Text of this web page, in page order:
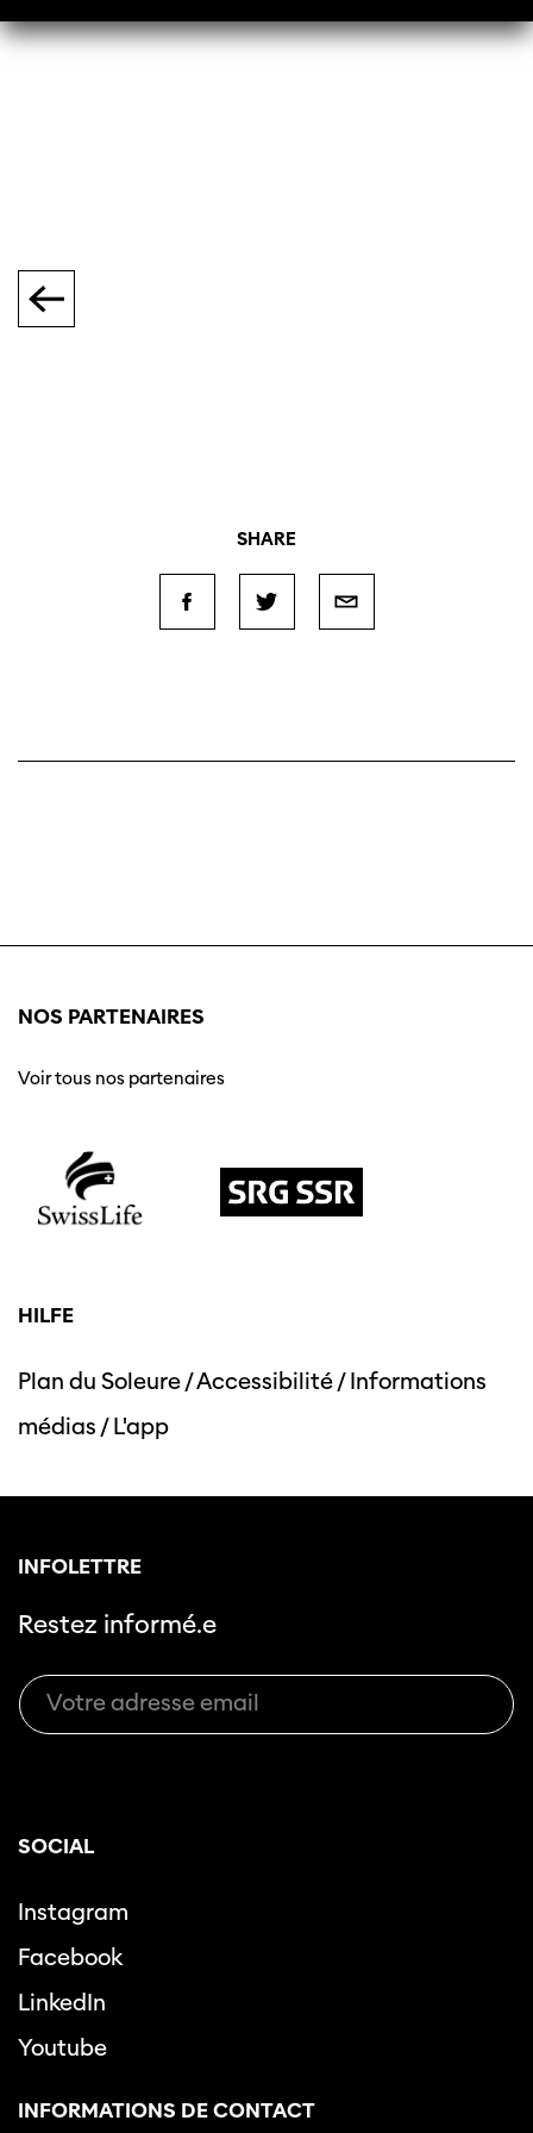
SHARE
NOS PARTENAIRES
Voir tous nos partenaires
HILFE
Plan du Soleure/Accessibilité/Informations
médias /L'app
INFOLETTRE
Restez informé.e
SOCIAL
Instagram
Facebook
LinkedIn
Youtube
INFORMATIONS DE CONTACT